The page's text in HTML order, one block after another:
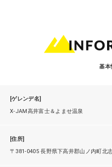
基本
[ゲレンデ名]
X-JAM高井富士＆よませ温泉
[住所]
〒381-0405 長野県下高井郡山ノ内町北